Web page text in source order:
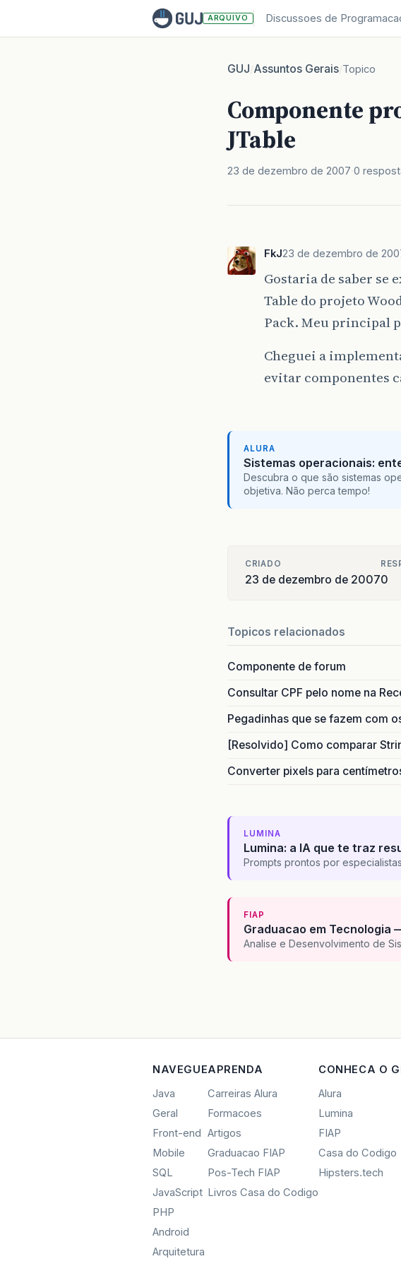
ARQUIVO Discussoes de
GUJ/Assuntos Gerais/Topico
Componente
JTable
23 de dezembro de 2007 0
FkJ23 de dezembro de
Gostaria de saber se
Table do projeto
Pack. Meu principal
Cheguei a
evitar componentes
ALURA
Sistemas operacionais:
Descubra o que são sistemas
objetiva. Não perca tempo!
CRIADO
23 de dezembro de 20070
Topicos relacionados
Componente de forum
Consultar CPF pelo nome na
Pegadinhas que se fazem com
[Resolvido] Como comparar
Converter pixels para
LUMINA
Lumina: a IA que te traz
Prompts prontos por
FIAP
Graduacao em Tecnologia
Analise e Desenvolvimento de
NAVEGUE
Java
Geral
Front-end
Mobile
SQL
JavaScript
PHP
Android
Arquitetura
APRENDA
Carreiras Alura
Formacoes
Artigos
Graduacao FIAP
Pos-Tech FIAP
Livros Casa do Codigo
CONHECA O
Alura
Lumina
FIAP
Casa do Codigo
Hipsters.tech